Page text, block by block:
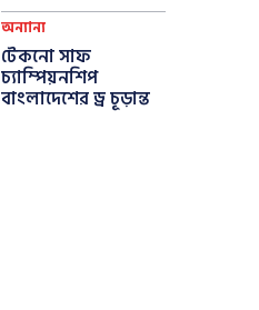
অন্যান্য
টেকনো সাফ
চ্যাম্পিয়নশিপ
বাংলাদেশের ড্র চূড়ান্ত